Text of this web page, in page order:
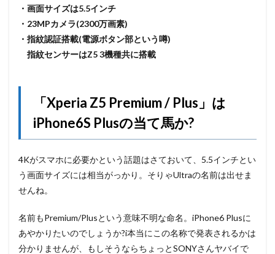
・画面サイズは5.5インチ
・23MPカメラ(2300万画素)
・指紋認証搭載(電源ボタン部という噂)
指紋センサーはZ5 3機種共に搭載
「Xperia Z5 Premium / Plus」は
iPhone6S Plusの当て馬か?
4Kがスマホに必要かという話題はさておいて、5.5インチとい
う画面サイズには相当がっかり。そりゃUltraの名前は出せま
せんね。
名前もPremium/Plusという意味不明な命名。iPhone6 Plusに
あやかりたいのでしょうか?i本当にこの名称で発表されるかは
分かりませんが、もしそうならちょっとSONYさんヤバイで